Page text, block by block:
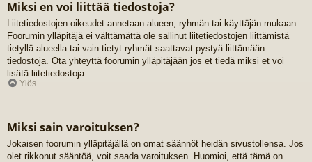
Miksi en voi liittää tiedostoja?
Liitetiedostojen oikeudet annetaan alueen, ryhmän tai käyttäjän mukaan.
Foorumin ylläpitäjä ei välttämättä ole sallinut liitetiedostojen liittämistä
tietyllä alueella tai vain tietyt ryhmät saattavat pystyä liittämään
tiedostoja. Ota yhteyttä foorumin ylläpitäjään jos et tiedä miksi et voi
lisätä liitetiedostoja.
Ylös
Miksi sain varoituksen?
Jokaisen foorumin ylläpitäjällä on omat säännöt heidän sivustollensa. Jos
olet rikkonut sääntöä, voit saada varoituksen. Huomioi, että tämä on